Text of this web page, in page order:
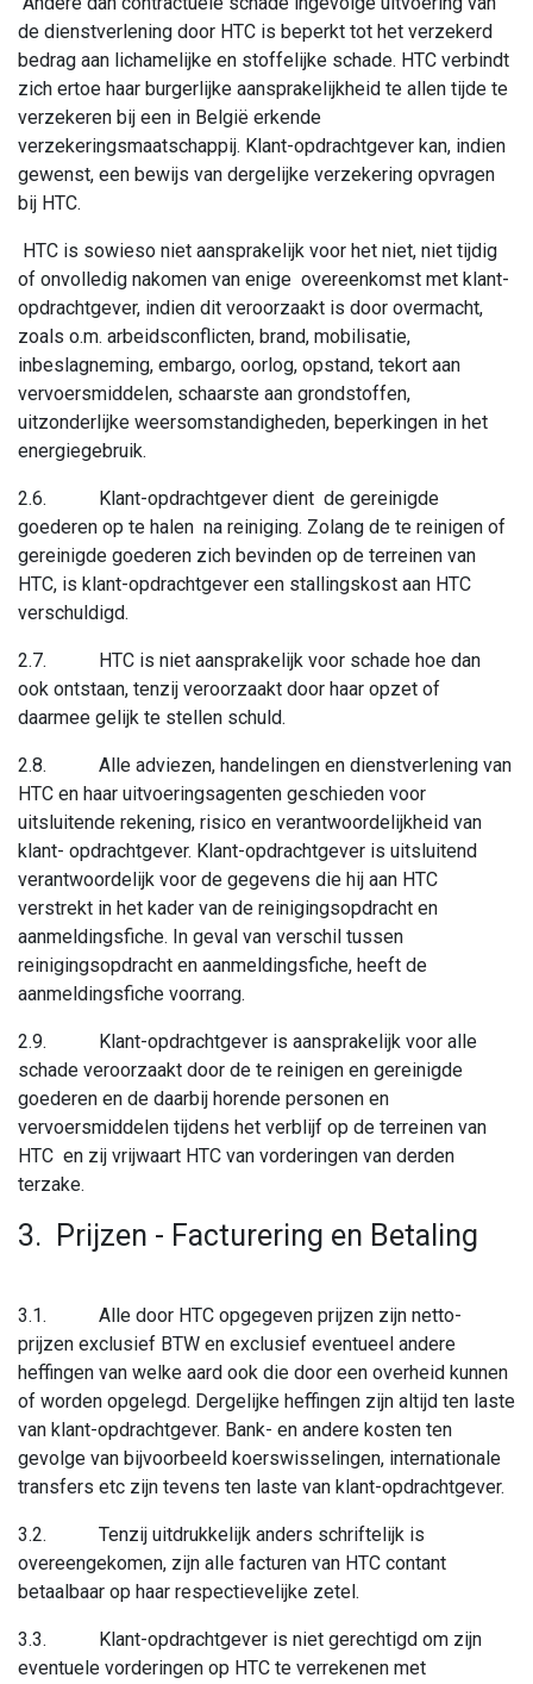
de dienstverlening door HTC is beperkt tot het verzekerd
bedrag aan lichamelijke en stoffelijke schade. HTC verbindt
zich ertoe haar burgerlijke aansprakelijkheid te allen tijde te
verzekeren bij een in België erkende
verzekeringsmaatschappij. Klant-opdrachtgever kan, indien
gewenst, een bewijs van dergelijke verzekering opvragen
bij HTC.
HTC is sowieso niet aansprakelijk voor het niet, niet tijdig
of onvolledig nakomen van enige overeenkomst met klant-
opdrachtgever, indien dit veroorzaakt is door overmacht,
zoals o.m. arbeidsconflicten, brand, mobilisatie,
inbeslagneming, embargo, oorlog, opstand, tekort aan
vervoersmiddelen, schaarste aan grondstoffen,
uitzonderlijke weersomstandigheden, beperkingen in het
energiegebruik.
2.6. Klant-opdrachtgever dient de gereinigde
goederen op te halen na reiniging. Zolang de te reinigen of
gereinigde goederen zich bevinden op de terreinen van
HTC, is klant-opdrachtgever een stallingskost aan HTC
verschuldigd.
2.7. HTC is niet aansprakelijk voor schade hoe dan
ook ontstaan, tenzij veroorzaakt door haar opzet of
daarmee gelijk te stellen schuld.
2.8. Alle adviezen, handelingen en dienstverlening van
HTC en haar uitvoeringsagenten geschieden voor
uitsluitende rekening, risico en verantwoordelijkheid van
klant- opdrachtgever. Klant-opdrachtgever is uitsluitend
verantwoordelijk voor de gegevens die hij aan HTC
verstrekt in het kader van de reinigingsopdracht en
aanmeldingsfiche. In geval van verschil tussen
reinigingsopdracht en aanmeldingsfiche, heeft de
aanmeldingsfiche voorrang.
2.9. Klant-opdrachtgever is aansprakelijk voor alle
schade veroorzaakt door de te reinigen en gereinigde
goederen en de daarbij horende personen en
vervoersmiddelen tijdens het verblijf op de terreinen van
HTC en zij vrijwaart HTC van vorderingen van derden
terzake.
3. Prijzen - Facturer​ing en Betaling
3.1. Alle door HTC opgegeven prijzen zijn netto-
prijzen exclusief BTW en exclusief eventueel andere
heffingen van welke aard ook die door een overheid kunnen
of worden opgelegd. Dergelijke heffingen zijn altijd ten laste
van klant-opdrachtgever. Bank- en andere kosten ten
gevolge van bijvoorbeeld koerswisselingen, internationale
transfers etc zijn tevens ten laste van klant-opdrachtgever.
3.2. Tenzij uitdrukkelijk anders schriftelijk is
overeengekomen, zijn alle facturen van HTC contant
betaalbaar op haar respectievelijke zetel.
3.3. Klant-opdrachtgever is niet gerechtigd om zijn
eventuele vorderingen op HTC te verrekenen met